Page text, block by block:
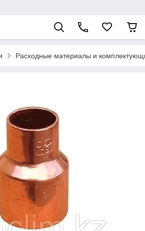
Расходные материалы и